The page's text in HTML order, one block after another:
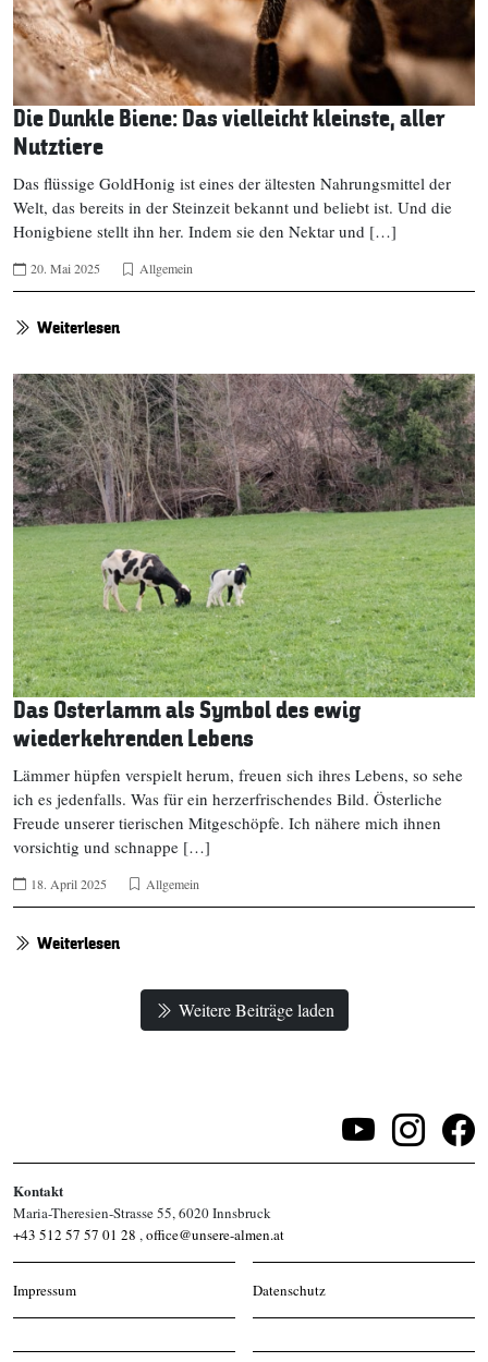
Die Dunkle Biene: Das vielleicht kleinste, aller
Nutztiere
Das flüssige GoldHonig ist eines der ältesten Nahrungsmittel der
Welt, das bereits in der Steinzeit bekannt und beliebt ist. Und die
Honigbiene stellt ihn her. Indem sie den Nektar und […]
20. Mai 2025 Allgemein
Weiterlesen
Das Osterlamm als Symbol des ewig
wiederkehrenden Lebens
Lämmer hüpfen verspielt herum, freuen sich ihres Lebens, so sehe
ich es jedenfalls. Was für ein herzerfrischendes Bild. Österliche
Freude unserer tierischen Mitgeschöpfe. Ich nähere mich ihnen
vorsichtig und schnappe […]
18. April 2025 Allgemein
Weiterlesen
Weitere Beiträge laden
Kontakt
Maria-Theresien-Strasse 55, 6020 Innsbruck
+43 512 57 57 01 28 ,office@unsere-almen.at
Impressum Datenschutz